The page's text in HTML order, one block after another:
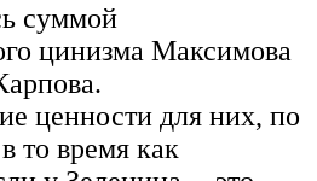
суммой
цинизма Максимова
ценности для них, по
то время как